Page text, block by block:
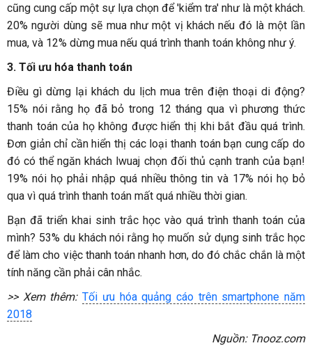
cũng cung cấp một sự lựa chọn để 'kiểm tra' như là một khách.
20% người dùng sẽ mua như một vị khách nếu đó là một lần
mua, và 12% dừng mua nếu quá trình thanh toán không như ý.
3. Tối ưu hóa thanh toán
Điều gì dừng lại khách du lịch mua trên điện thoại di động?
15% nói rằng họ đã bỏ trong 12 tháng qua vì phương thức
thanh toán của họ không được hiển thị khi bắt đầu quá trình.
Đơn giản chỉ cần hiển thị các loại thanh toán bạn cung cấp do
đó có thể ngăn khách lwuaj chọn đối thủ cạnh tranh của bạn!
19% nói họ phải nhập quá nhiều thông tin và 17% nói họ bỏ
qua vì quá trình thanh toán mất quá nhiều thời gian.
Bạn đã triển khai sinh trắc học vào quá trình thanh toán của
mình? 53% du khách nói rằng họ muốn sử dụng sinh trắc học
để làm cho việc thanh toán nhanh hơn, do đó chắc chắn là một
tính năng cần phải cân nhắc.
>> Xem thêm: Tối ưu hóa quảng cáo trên smartphone năm
2018
Nguồn: Tnooz.com